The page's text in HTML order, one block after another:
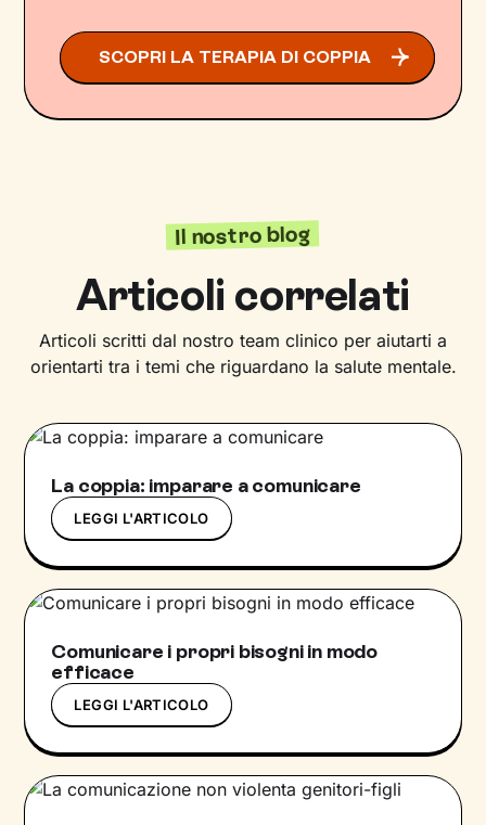
SCOPRI LA TERAPIA DI COPPIA
Il nostro blog
Articoli correlati
Articoli scritti dal nostro team clinico per aiutarti a
orientarti tra i temi che riguardano la salute mentale.
La coppia: imparare a comunicare
LEGGI L'ARTICOLO
Comunicare i propri bisogni in modo
efficace
LEGGI L'ARTICOLO